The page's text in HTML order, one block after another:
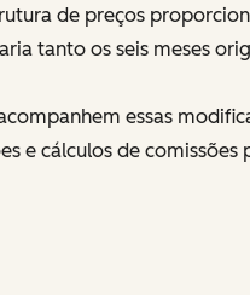
de preços
tanto os seis meses
essas
e cálculos de comissões